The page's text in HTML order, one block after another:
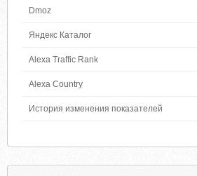
Dmoz
Яндекс Каталог
Alexa Traffic Rank
Alexa Country
История изменения показателей